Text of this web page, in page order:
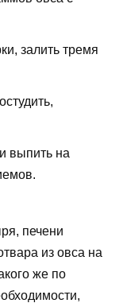
залить тремя
выпить на
печени
из овса на
же по